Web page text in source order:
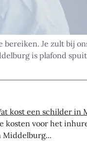
Je zult bij
is plafond
kost een schilder in
kosten voor het
Middelburg...